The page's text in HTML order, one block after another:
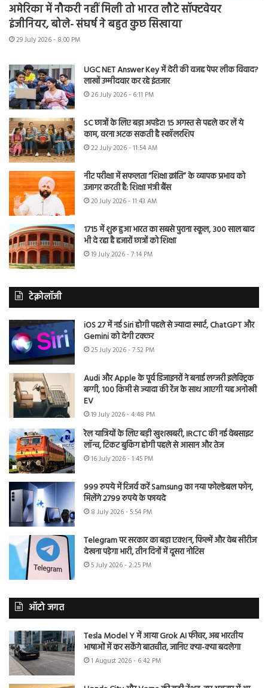
अमेरिका में नौकरी नहीं मिली तो भारत लौटे सॉफ्टवेयर
इंजीनियर, बोले- संघर्ष ने बहुत कुछ सिखाया
29 July 2026 - 8:00 PM
UGC NET Answer Key में देरी की वजह पेपर लीक विवाद?
लाखों उम्मीदवार कर रहे इंतजार
26 July 2026 - 6:11 PM
SC छात्रों के लिए बड़ा अपडेट! 15 अगस्त से पहले कर लें ये
काम, वरना अटक सकती है स्कॉलरशिप
22 July 2026 - 11:54 AM
नीट परीक्षा में सफलता “शिक्षा क्रांति” के व्यापक प्रभाव को
उजागर करती है: शिक्षा मंत्री बैंस
20 July 2026 - 11:43 AM
1715 में शुरू हुआ भारत का सबसे पुराना स्कूल, 300 साल बाद
भी दे रहा है हजारों छात्रों को शिक्षा
19 July 2026 - 7:14 PM
टेक्नोलॉजी
iOS 27 में नई Siri होगी पहले से ज्यादा स्मार्ट, ChatGPT और
Gemini को देगी टक्कर
25 July 2026 - 7:52 PM
Audi और Apple के पूर्व डिजाइनरों ने बनाई लग्जरी इलेक्ट्रिक
बग्गी, 100 किमी से ज्यादा की रेंज के साथ आएगी यह अनोखी
EV
19 July 2026 - 4:48 PM
रेल यात्रियों के लिए बड़ी खुशखबरी, IRCTC की नई वेबसाइट
लॉन्च, टिकट बुकिंग होगी पहले से आसान और तेज
16 July 2026 - 1:45 PM
999 रुपये में रिजर्व करें Samsung का नया फोल्डेबल फोन,
मिलेंगे 2799 रुपये के फायदे
8 July 2026 - 5:54 PM
Telegram पर सरकार का बड़ा एक्शन, फिल्में और वेब सीरीज
देखना पड़ेगा भारी, तीन दिनों में दूसरा नोटिस
5 July 2026 - 2:25 PM
ऑटो जगत
Tesla Model Y में आया Grok AI फीचर, अब भारतीय
भाषाओं में कर सकेंगे बातचीत, जानिए क्या-क्या बदलेगा
1 August 2026 - 6:42 PM